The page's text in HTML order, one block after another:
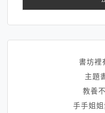
書坊裡
主題
教養
手手姐